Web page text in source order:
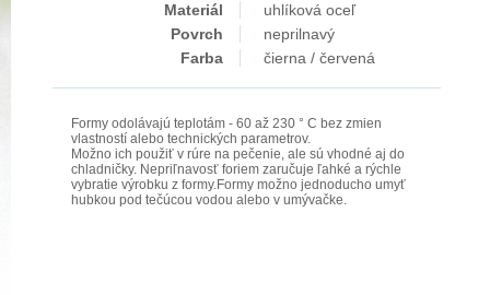
Materiál
uhlíková oceľ
Povrch
neprilnavý
Farba
čierna / červená
Formy odolávajú teplotám - 60 až 230 ° C bez zmien
vlastností alebo technických parametrov.
Možno ich použiť v rúre na pečenie, ale sú vhodné aj do
chladničky. Nepriľnavosť foriem zaručuje ľahké a rýchle
vybratie výrobku z formy.Formy možno jednoducho umyť
hubkou pod tečúcou vodou alebo v umývačke.